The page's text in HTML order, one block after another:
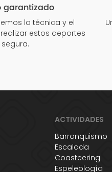
garantizado
la técnica y el
estos deportes
ACTIVIDADES
Barranquismo
Escalada
Coasteering
Espeleología